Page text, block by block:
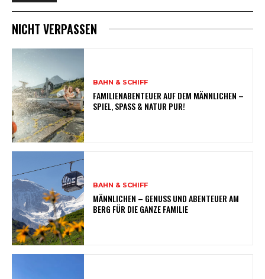
NICHT VERPASSEN
BAHN & SCHIFF
FAMILIENABENTEUER AUF DEM MÄNNLICHEN –
SPIEL, SPASS & NATUR PUR!
BAHN & SCHIFF
MÄNNLICHEN – GENUSS UND ABENTEUER AM
BERG FÜR DIE GANZE FAMILIE